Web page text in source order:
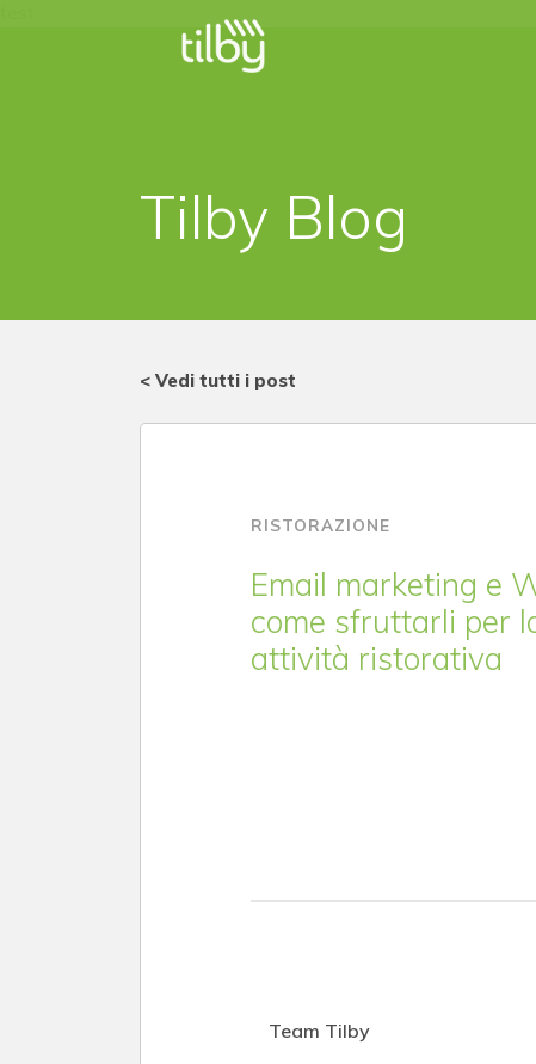
Tilby Blog
< Vedi tutti i post
RISTORAZIONE
Email marketing e
come sfruttarli per
attività ristorativa
Team Tilby